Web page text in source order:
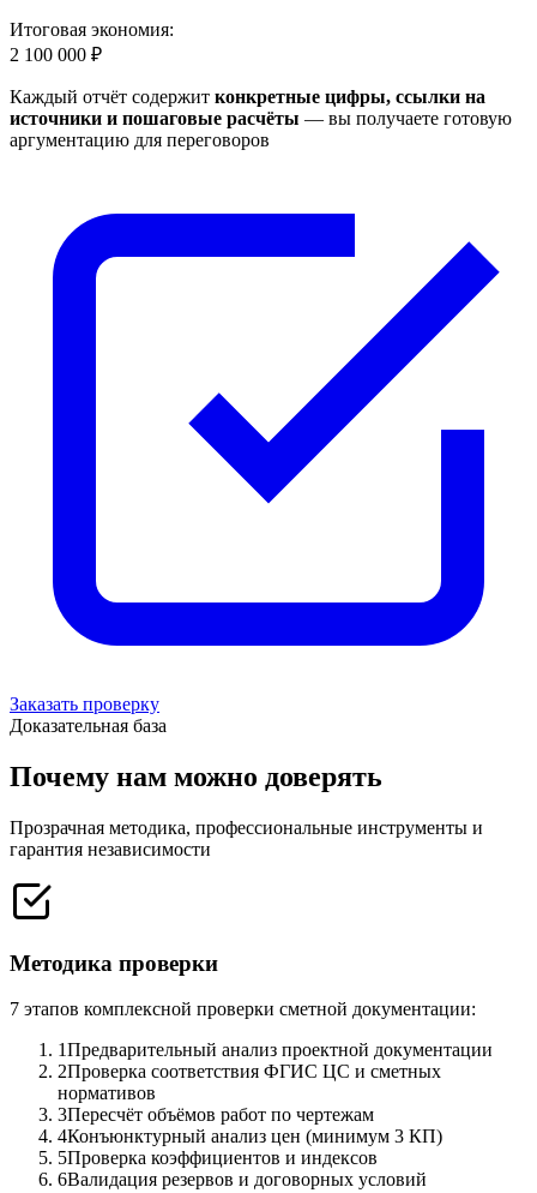
Итоговая экономия:
2 100 000 ₽
Каждый отчёт содержит конкретные цифры, ссылки на
источники и пошаговые расчёты — вы получаете готовую
аргументацию для переговоров
Заказать проверку
Доказательная база
Почему нам можно доверять
Прозрачная методика, профессиональные инструменты и
гарантия независимости
Методика проверки
7 этапов комплексной проверки сметной документации:
1Предварительный анализ проектной документации
2Проверка соответствия ФГИС ЦС и сметных
нормативов
3Пересчёт объёмов работ по чертежам
4Конъюнктурный анализ цен (минимум 3 КП)
5Проверка коэффициентов и индексов
6Валидация резервов и договорных условий